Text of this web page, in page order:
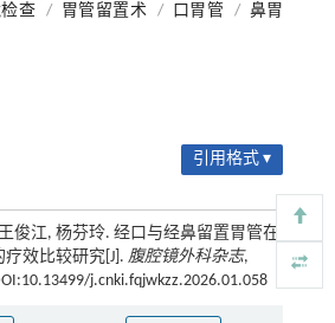
查 / 胃管留置术 / 口胃管 / 鼻胃
引用格式 ▾
俊江, 杨芬玲. 经口与经鼻留置胃管在
效比较研究[J]. 腹腔镜外科杂志,
j.cnki.fqjwkzz.2026.01.058